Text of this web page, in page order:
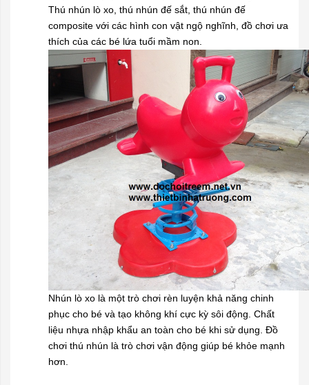
Thú nhún lò xo, thú nhún đế sắt, thú nhún đế
composite với các hình con vật ngộ nghĩnh, đồ chơi ưa
thích của các bé lứa tuổi mầm non.
Nhún lò xo là một trò chơi rèn luyện khả năng chinh
phục cho bé và tạo không khí cực kỳ sôi động. Chất
liệu nhựa nhập khẩu an toàn cho bé khi sử dụng. Đồ
chơi thú nhún là trò chơi vận động giúp bé khỏe mạnh
hơn.